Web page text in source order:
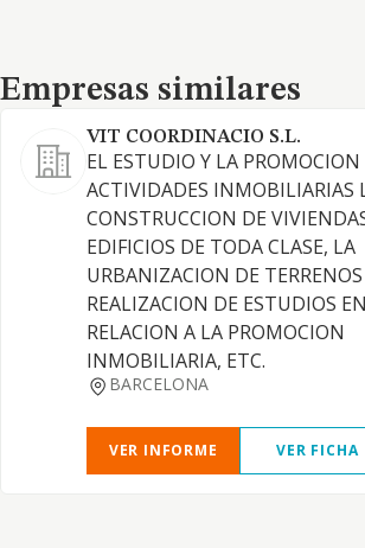
Empresas similares
Empresas similares
VIT COORDINACIO S.L.
EL ESTUDIO Y LA PROMOCION
ACTIVIDADES INMOBILIARIAS
CONSTRUCCION DE
EDIFICIOS DE TODA CLASE, LA
URBANIZACION DE
REALIZACION DE ESTUDIOS EN
RELACION A LA PROMOCION
INMOBILIARIA, ETC.
BARCELONA
VER INFORME VER FICHA